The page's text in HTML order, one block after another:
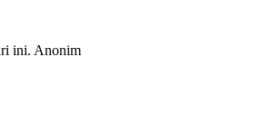
ini. Anonim